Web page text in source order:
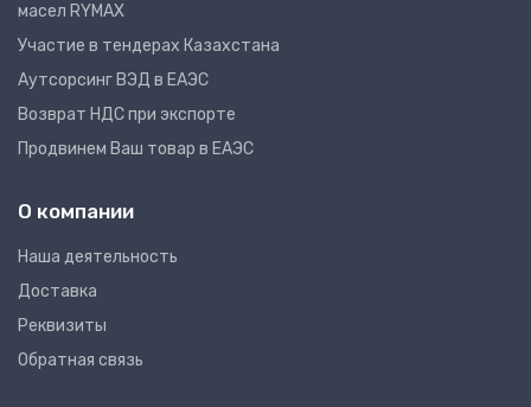
масел RYMAX
Участие в тендерах Казахстана
Аутсорсинг ВЭД в ЕАЭС
Возврат НДС при экспорте
Продвинем Ваш товар в ЕАЭС
О компании
Наша деятельность
Доставка
Реквизиты
Обратная связь